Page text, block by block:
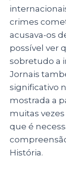
crimes
acusava-os
possível ver
sobretudo a
Jornais
significativo
mostrada a
muitas
que é
História.